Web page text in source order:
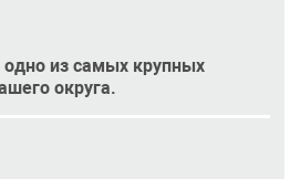
из самых крупных
округа.